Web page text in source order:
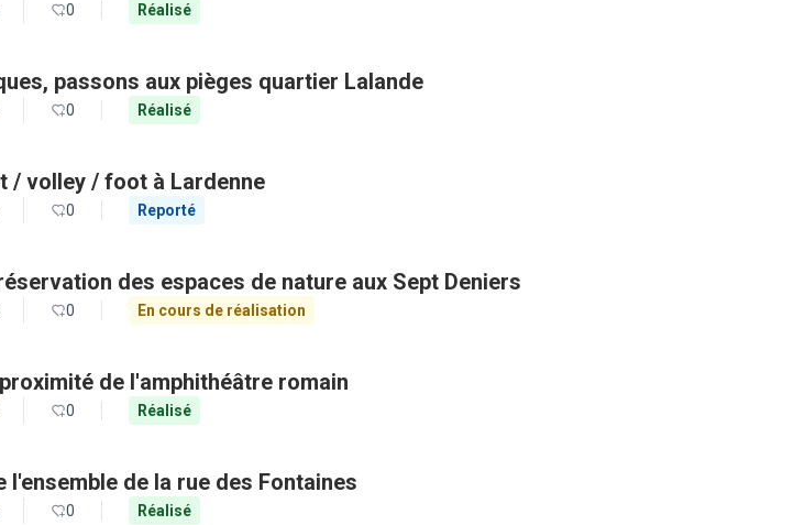
0 Réalisé
passons aux pièges quartier Lalande
0 Réalisé
/ volley / foot à Lardenne
0 Reporté
des espaces de nature aux Sept Deniers
0 En cours de réalisation
de l'amphithéâtre romain
0 Réalisé
l'ensemble de la rue des Fontaines
0 Réalisé